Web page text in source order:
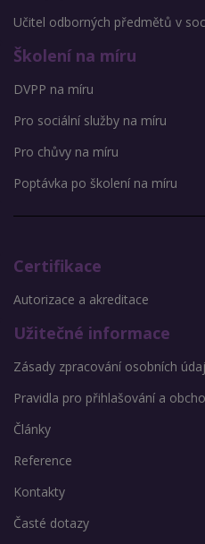
Učitel odborných předmětů v
Školení na míru
DVPP na míru
Pro sociální služby na míru
Pro chůvy na míru
Poptávka po školení na míru
Certifikace
Autorizace a akreditace
Užitečné informace
Zásady zpracování osobních
Pravidla pro přihlašování a
Články
Reference
Kontakty
Časté dotazy